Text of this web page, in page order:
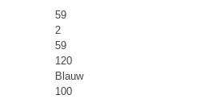
59
2
59
120
Blauw
100